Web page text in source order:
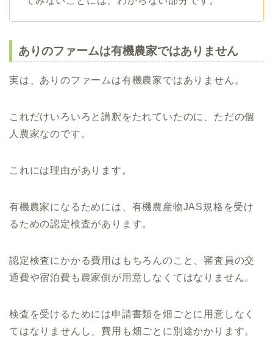
ありのファームは有機農家ではありません
実は、ありのファームは有機農家ではありません。
これだけいろいろと講釈をたれていたのに、ただの個
人農家なのです。
これには理由があります。
有機農家になるためには、有機農産物JAS規格を受け
るための認定検査があります。
認定検査にかかる費用はもちろんのこと、審査員の交
通費や宿泊費も農家側が用意しなくてはなりません。
検査を受けるためには申請書類を畑ごとに用意しなく
てはなりませんし、費用も畑ごとに別途かかります。